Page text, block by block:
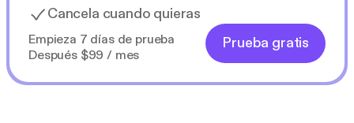
Cancela cuando quieras
Empieza 7 días de prueba
Después $99 / mes
Prueba gratis